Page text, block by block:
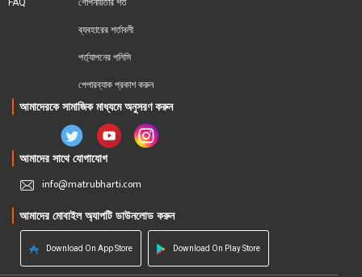
FAQ গোপনীয়তার শর্ত
ব্যবহারের শর্তাবলী
পর্ত্যাপনের পলিসি
পেপারব্যাক প্রকাশ করুন
আমাদেরকে সামাজিক মাধ্যমে অনুসরণ করুন
আমাদের সাথে যোগাযোগ
info@matrubharti.com
আমাদের মোবাইল অ্যাপটি ডাউনলোড করুন
Download On App Store Download On Play Store